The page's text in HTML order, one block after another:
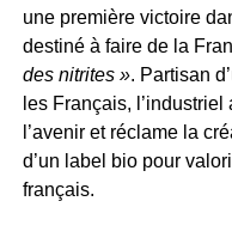
une première victoire
destiné à faire de la
des nitrites ». Partisan
les Français,
l’avenir et réclame la
d’un label bio pour
français.